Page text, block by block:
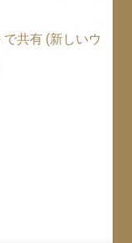
共有 (新しいウ